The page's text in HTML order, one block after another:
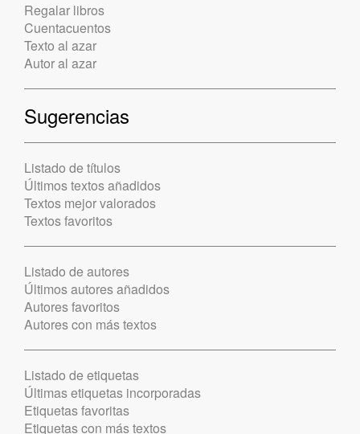
Regalar libros
Cuentacuentos
Texto al azar
Autor al azar
Sugerencias
Listado de títulos
Últimos textos añadidos
Textos mejor valorados
Textos favoritos
Listado de autores
Últimos autores añadidos
Autores favoritos
Autores con más textos
Listado de etiquetas
Últimas etiquetas incorporadas
Etiquetas favoritas
Etiquetas con más textos